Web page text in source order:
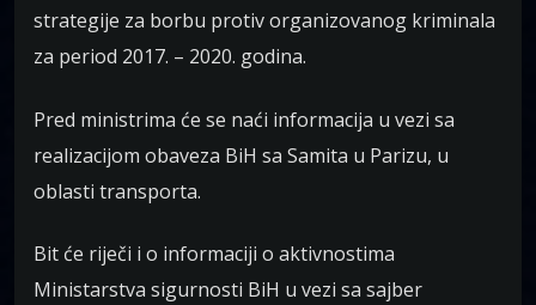
strategije za borbu protiv organizovanog kriminala
za period 2017. – 2020. godina.
Pred ministrima će se naći informacija u vezi sa
realizacijom obaveza BiH sa Samita u Parizu, u
oblasti transporta.
Bit će riječi i o informaciji o aktivnostima
Ministarstva sigurnosti BiH u vezi sa sajber